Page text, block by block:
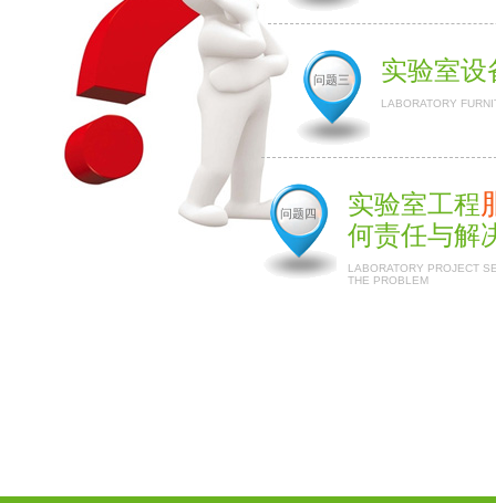
问题三 实验室设
LABORATORY
问题四 实验室工程
何责任与解
LABORATORY PROJECT
THE PROBLEM